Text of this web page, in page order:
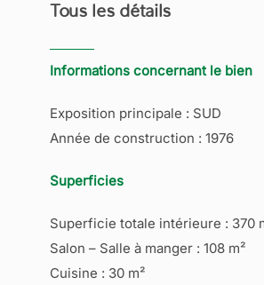
Tous les détails
Informations concernant le bien
Exposition principale : SUD
Année de construction : 1976
Superficies
Superficie totale intérieure : 370
Salon – Salle à manger : 108 m²
Cuisine : 30 m²